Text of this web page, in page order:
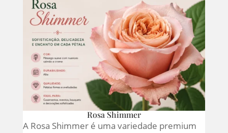
Rosa Shimmer
A Rosa Shimmer é uma variedade premium